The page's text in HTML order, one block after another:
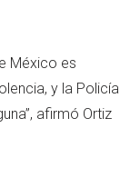
México es
y la Policía
afirmó Ortiz